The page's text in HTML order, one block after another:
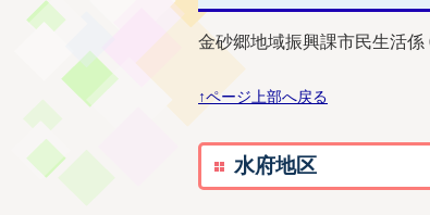
金砂郷地域振興課市民生活係
↑ページ上部へ戻る
水府地区